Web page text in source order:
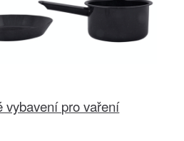
vybavení pro vaření